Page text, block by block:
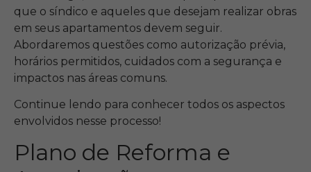
que o síndico e aqueles que desejam realizar obras
em seus apartamentos devem seguir.
Abordaremos questões como autorização prévia,
horários permitidos, cuidados com a segurança e
impactos nas áreas comuns.
Continue lendo para conhecer todos os aspectos
envolvidos nesse processo!
Plano de Reforma e